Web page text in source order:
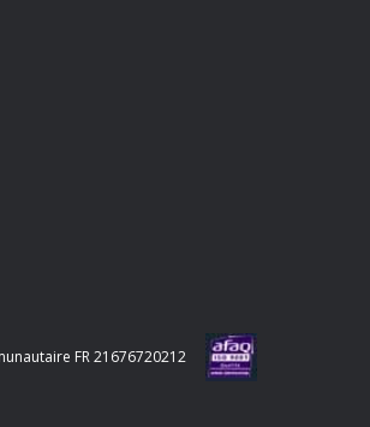
FR 21676720212